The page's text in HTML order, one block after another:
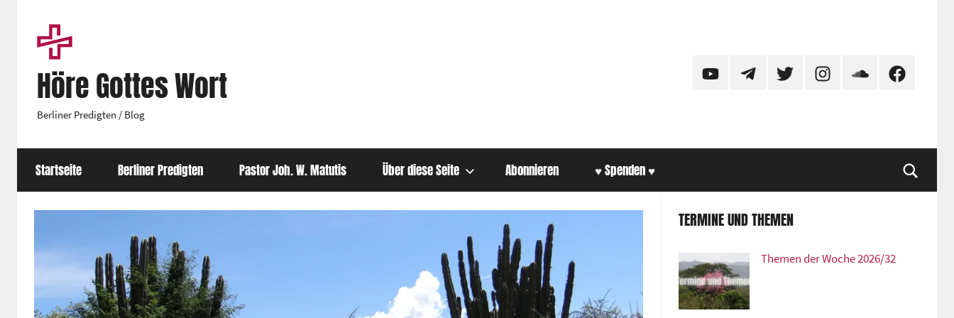
springen
Höre Gottes Wort
Berliner Predigten / Blog
YouTubeTelegramTwitter InstagramSoundCloudFacebook
Startseite Berliner Predigten Pastor Joh. W. Matutis Über diese Seite Abonnieren ♥ Spenden ♥
TERMINE UND THEMEN
Themen der Woche 2026/32